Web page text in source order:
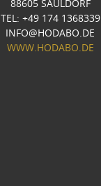
88605 SAULDORF
TEL: +49 174 1368339
INFO@HODABO.DE
WWW.HODABO.DE